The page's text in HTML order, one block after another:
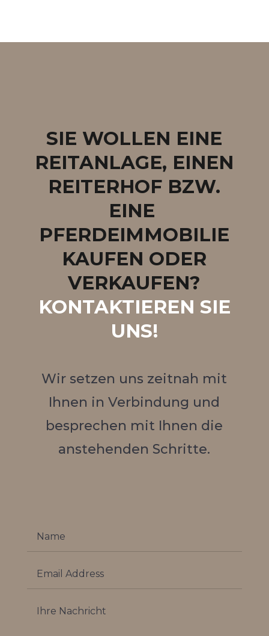
SIE WOLLEN EINE
REITANLAGE, EINEN
REITERHOF BZW.
EINE
PFERDEIMMOBILIE
KAUFEN ODER
VERKAUFEN?
KONTAKTIEREN SIE
UNS!
Wir setzen uns zeitnah mit
Ihnen in Verbindung und
besprechen mit Ihnen die
anstehenden Schritte.